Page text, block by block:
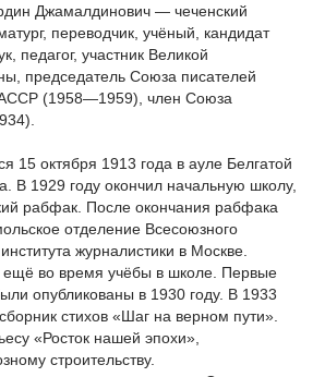
Джамалдинович — чеченский
переводчик, учёный, кандидат
педагог, участник Великой
председатель Союза писателей
(1958—1959), член Союза
15 октября 1913 года в ауле Белгатой
В 1929 году окончил начальную школу,
рабфак. После окончания рабфака
отделение Всесоюзного
журналистики в Москве.
ещё во время учёбы в школе. Первые
опубликованы в 1930 году. В 1933
стихов «Шаг на верном пути».
«Росток нашей эпохи»,
строительству.